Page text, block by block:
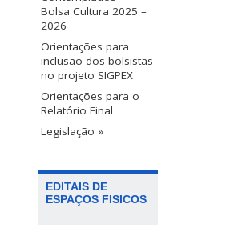
Bolsa Cultura 2025 –
2026
Orientações para
inclusão dos bolsistas
no projeto SIGPEX
Orientações para o
Relatório Final
Legislação »
EDITAIS DE
ESPAÇOS FISICOS